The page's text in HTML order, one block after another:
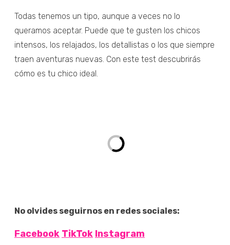
Todas tenemos un tipo, aunque a veces no lo
queramos aceptar. Puede que te gusten los chicos
intensos, los relajados, los detallistas o los que siempre
traen aventuras nuevas. Con este test descubrirás
cómo es tu chico ideal.
No olvides seguirnos en redes sociales:
Facebook TikTok Instagram